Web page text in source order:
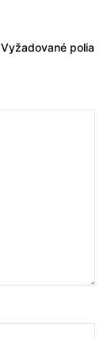
Vyžadované polia